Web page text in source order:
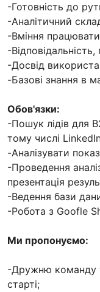
-Готовність до
-Аналітичний
-Вміння
-
-Досвід
-Базові знання в
Обов'язки:
-Пошук лідів для
тому числі
-Аналізувати
-Проведення
презентація
-Ведення бази
-Робота з Goofle
Ми пропонуємо:
-Дружню команду
старті;